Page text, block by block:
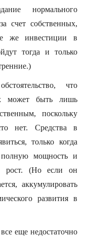
нормального
счет собственных,
же инвестиции в
тогда и только
что
может быть лишь
поскольку
нет. Средства в
только когда
полную мощность и
рост. (Но если он
аккумулировать
развития в
еще недостаточно